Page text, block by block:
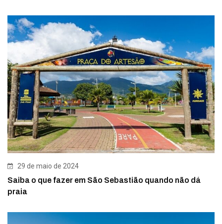
29 de maio de 2024
Saiba o que fazer em São Sebastião quando não dá
praia